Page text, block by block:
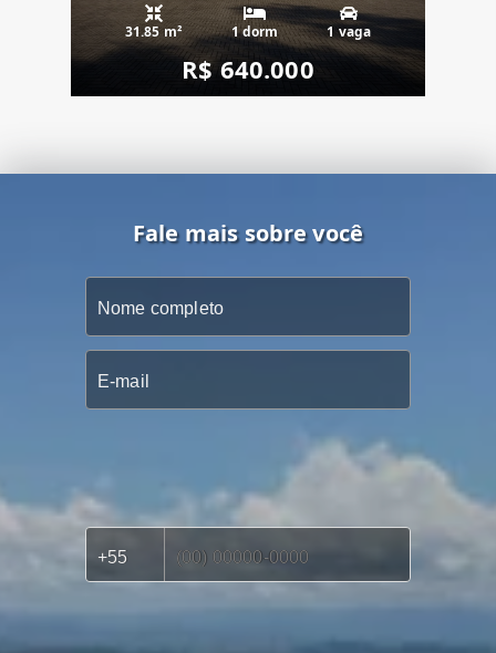
31.85 m² 1 dorm 1 vaga
R$ 640.000
Fale mais sobre você